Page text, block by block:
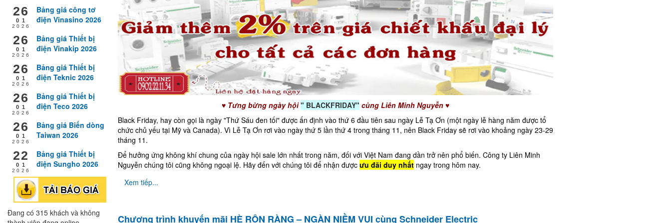
26
01
2026
Bảng giá công tơ
điện Vinasino 2026
26
01
2026
Bảng giá Thiết bị
điện Vinakip 2026
26
01
2026
Bảng giá Thiết bị
điện Teknic 2026
26
01
2026
Bảng giá Thiết bị
điện Teco 2026
26
01
2026
Bảng giá Biến dòng
Taiwan 2026
22
01
2026
Bảng giá Thiết bị
điện Sungho 2026
Đang có 315 khách và không
♥ Tưng bừng ngày hội " BLACKFRIDAY" cùng Liên Minh Nguyễn ♥
Black Friday, hay còn gọi là ngày "Thứ Sáu đen tối" được ấn định vào thứ 6 đầu tiên sau ngày Lễ Tạ Ơn (một ngày lễ hàng năm được tổ
chức chủ yếu tại Mỹ và Canada). Vì Lễ Tạ Ơn rơi vào ngày thứ 5 lần thứ 4 trong tháng 11, nên Black Friday sẽ rơi vào khoảng ngày 23-29
tháng 11.
Để hưởng ứng không khí chung của ngày hội sale lớn nhất trong năm, đối với Việt Nam đang dần trở nên phổ biến. Công ty Liên Minh
Nguyễn chúng tôi cũng không ngoại lệ. Hãy đến với chúng tôi để nhận được ưu đãi duy nhất ngay trong hôm nay.
Xem tiếp...
Chương trình khuyến mãi HÈ RỘN RÀNG – NGÀN NIỀM VUI cùng Schneider Electric